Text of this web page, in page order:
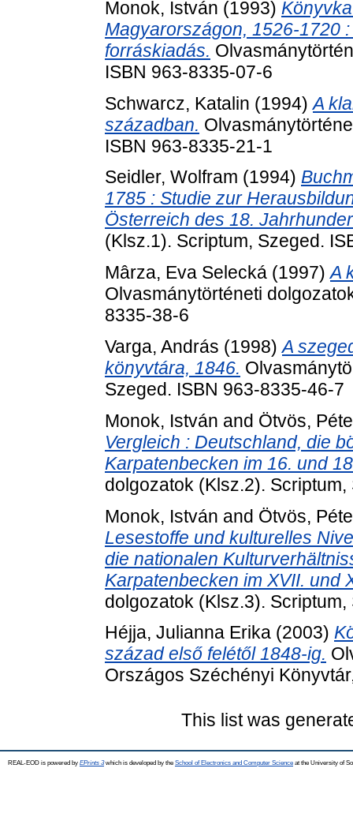
Monok, István (1993)
Magyarországon, 1526-1720
forráskiadás.
ISBN 963-8335-07-6
Schwarcz, Katalin (1994)A
században.
ISBN 963-8335-21-1
Seidler, Wolfram (1994)
1785 : Studie zur
Österreich des 18.
(Klsz.1). Scriptum, Szeged.
Mârza, Eva Selecká (1997)A
Olvasmánytörténeti
8335-38-6
Varga, András (1998)A
könyvtára, 1846.
Szeged. ISBN 963-8335-46-7
Monok, István and Ötvös,
Vergleich : Deutschland, die
Karpatenbecken im 16. und
dolgozatok (Klsz.2).
Monok, István and Ötvös,
Lesestoffe und kulturelles
die nationalen
Karpatenbecken im XVII. und
dolgozatok (Klsz.3).
Héjja, Julianna Erika (2003)
század első felétől 1848-ig.
Országos Széchényi
This list was
REAL-EOD is powered by EPrints 3which is developed by the School of Electronics and Computer Science at the University of